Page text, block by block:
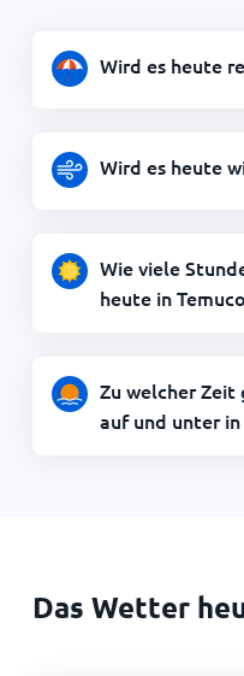
Wird es heute
Wird es heute
Wie viele
heute in
Zu welcher Zeit
auf und unter in
Das Wetter